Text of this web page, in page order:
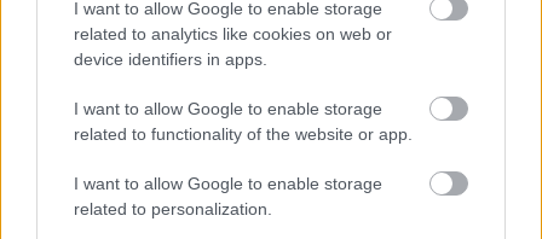
I want to allow Google to enable storage
related to analytics like cookies on web or
device identifiers in apps.
I want to allow Google to enable storage
related to functionality of the website or app.
I want to allow Google to enable storage
related to personalization.